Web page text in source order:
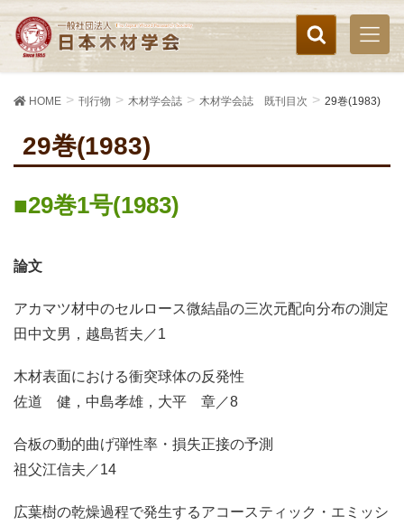
HOME 刊行物 木材学会誌 木材学会誌 既刊目次 29巻(1983)
29巻(1983)
29巻1号(1983)
論文
アカマツ材中のセルロース微結晶の三次元配向分布の測定
田中文男，越島哲夫／1
木材表面における衝突球体の反発性
佐道 健，中島孝雄，大平 章／8
合板の動的曲げ弾性率・損失正接の予測
祖父江信夫／14
広葉樹の乾燥過程で発生するアコースティック・エミッシ